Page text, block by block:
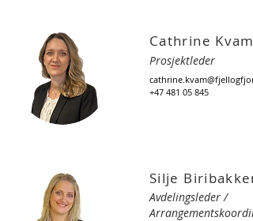
Cathrine Kvam
Prosjektleder
+47 481 05 845
Silje
Avdelingsleder /